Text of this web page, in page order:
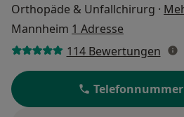
Orthopäde & Unfallchirurg ·
Mannheim 1 Adresse
114 Bewertungen